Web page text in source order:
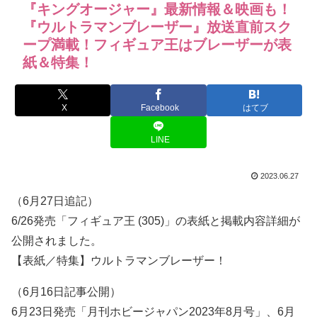
『キングオージャー』最新情報＆映画も！
『ウルトラマンブレーザー』放送直前スク
ープ満載！フィギュア王はブレーザーが表
紙＆特集！
X Facebook はてブ
LINE
2023.06.27
（6月27日追記）
6/26発売「フィギュア王 (305)」の表紙と掲載内容詳細が
公開されました。
【表紙／特集】ウルトラマンブレーザー！
（6月16日記事公開）
6月23日発売「月刊ホビージャパン2023年8月号」、6月